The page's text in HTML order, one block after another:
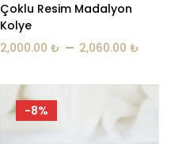
Çoklu Resim Madalyon
Kolye
2,000.00 ₺ – 2,060.00 ₺
-8%